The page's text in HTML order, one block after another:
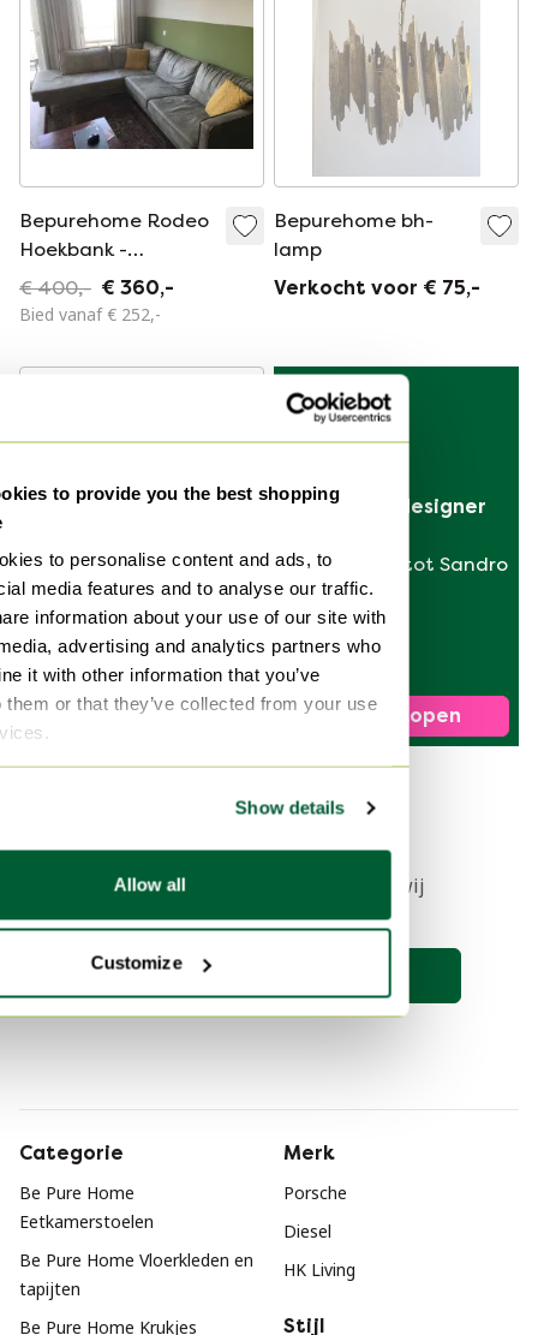
to provide you the best shopping
to personalise content and ads, to
media features and to analyse our traffic.
information about your use of our site with
advertising and analytics partners who
it with other information that you’ve
them or that they’ve collected from your use
Show details
Allow all
Customize
Bepurehome Rodeo
Hoekbank -
Elephant Skin
€ 400,- € 360,-
Bied vanaf € 252,-
Bepurehome bh-
lamp
Verkocht voor € 75,-
De Bijenkorf
BePureHome -
Rodeo Hoekbank
met bijzettafel
Verkocht voor € 600,-
Verkoop je designer
van Hermès tot Sandro
Nu verkopen
1
Stel nu een zoekopdracht in en wij
houden je op de hoogte 🔎
Zoekopdracht opslaan
Categorie
Be Pure Home
Eetkamerstoelen
Be Pure Home Vloerkleden en
tapijten
Be Pure Home Krukjes
Merk
Porsche
Diesel
HK Living
Stijl